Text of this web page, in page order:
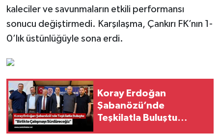
kaleciler ve savunmaların etkili performansı
sonucu değiştirmedi. Karşılaşma, Çankırı FK’nın 1-
0’lık üstünlüğüyle sona erdi.
Koray Erdoğan
Şabanözü’nde
Teşkilatla Buluştu